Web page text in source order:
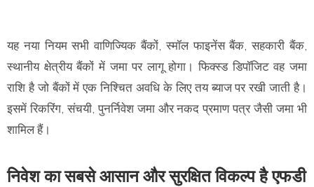
यह नया नियम सभी वाणिज्यिक बैंकों, स्मॉल फाइनेंस बैंक, सहकारी बैंक,
स्थानीय क्षेत्रीय बैंकों में जमा पर लागू होगा। फिक्स्ड डिपॉजिट वह जमा
राशि है जो बैंकों में एक निश्चित अवधि के लिए तय ब्याज पर रखी जाती है।
इसमें रिकरिंग, संचयी, पुनर्निवेश जमा और नकद प्रमाण पत्र जैसी जमा भी
शामिल हैं।
निवेश का सबसे आसान और सुरक्षित विकल्प है एफडी